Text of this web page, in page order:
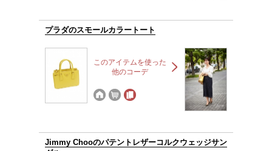
プラダのスモールカラートート
このアイテムを使った
他のコーデ
Jimmy Chooのパテントレザーコルクウェッジサン